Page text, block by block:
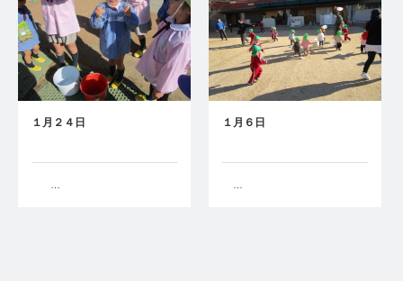
１月２４日 １月６日